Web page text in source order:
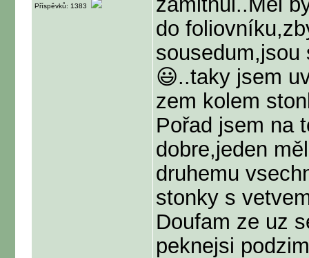
Příspěvků: 1383
do
sousedum,jsou
😃..taky jsem
zem kolem
Pořad jsem na
dobre,jeden
druhemu
stonky s
Doufam ze uz
peknejsi